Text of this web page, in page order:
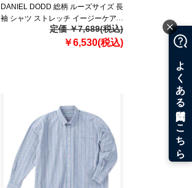
DANIEL DODD 総柄 ルーズサイズ 長
袖 シャツ ストレッチ イージーケア
定価 ￥7,689(税込)
￥6,530(税込)